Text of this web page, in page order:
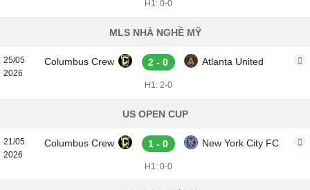
H1: 0-0
MLS NHÀ NGHỀ MỸ
25/05
2026
Columbus Crew 2 - 0 Atlanta United
H1: 2-0
US OPEN CUP
21/05
2026
Columbus Crew 1 - 0 New York City FC
H1: 0-0